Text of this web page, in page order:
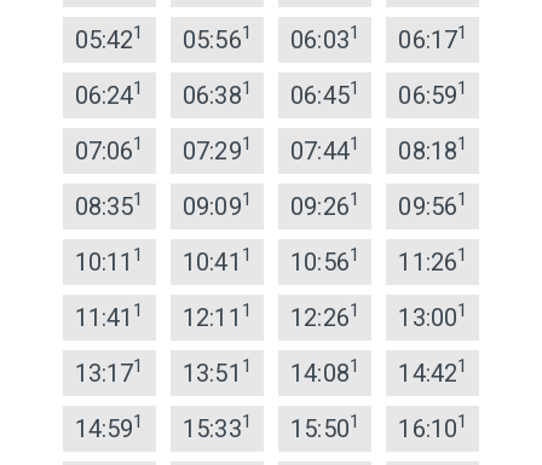
05:421 05:561 06:031 06:171
06:241 06:381 06:451 06:591
07:061 07:291 07:441 08:181
08:351 09:091 09:261 09:561
10:11 1 10:41 1 10:561 11:261
11:41 1 12:11 1 12:261 13:001
13:171 13:51 1 14:081 14:421
14:591 15:331 15:501 16:101